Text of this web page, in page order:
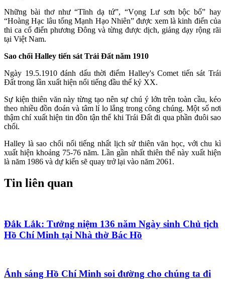
Những bài thơ như “Tĩnh dạ tứ”, “Vọng Lư sơn bộc bố” hay
“Hoàng Hạc lâu tống Mạnh Hạo Nhiên” được xem là kinh điển của
thi ca cổ điển phương Đông và từng được dịch, giảng dạy rộng rãi
tại Việt Nam.
Sao chổi Halley tiến sát Trái Đất năm 1910
Ngày 19.5.1910 đánh dấu thời điểm Halley's Comet tiến sát Trái
Đất trong lần xuất hiện nổi tiếng đầu thế kỷ XX.
Sự kiện thiên văn này từng tạo nên sự chú ý lớn trên toàn cầu, kéo
theo nhiều đồn đoán và tâm lí lo lắng trong công chúng. Một số nơi
thậm chí xuất hiện tin đồn tận thế khi Trái Đất đi qua phần đuôi sao
chổi.
Halley là sao chổi nổi tiếng nhất lịch sử thiên văn học, với chu kì
xuất hiện khoảng 75-76 năm. Lần gần nhất thiên thể này xuất hiện
là năm 1986 và dự kiến sẽ quay trở lại vào năm 2061.
Tin liên quan
Đắk Lắk: Tưởng niệm 136 năm Ngày sinh Chủ tịch
Hồ Chí Minh tại Nhà thờ Bác Hồ
Ánh sáng Hồ Chí Minh soi đường cho chúng ta đi